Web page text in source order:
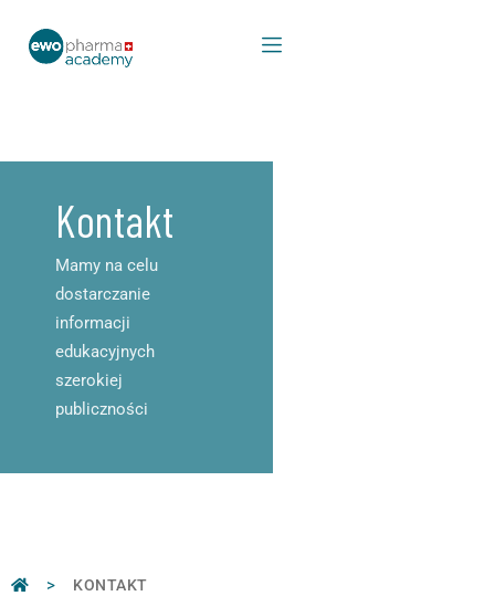
Kontakt
Mamy na celu
dostarczanie
informacji
edukacyjnych
szerokiej
publiczności
> KONTAKT